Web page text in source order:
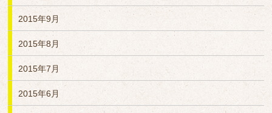
2015年9月
2015年8月
2015年7月
2015年6月